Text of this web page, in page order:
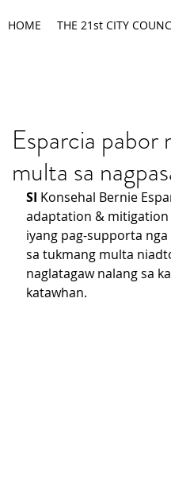
HOME THE 21st CITY
Esparcia pabor
multa sa
SI Konsehal Bernie
adaptation &
iyang pag-supporta
sa tukmang multa
naglatagaw nalang sa
katawhan.